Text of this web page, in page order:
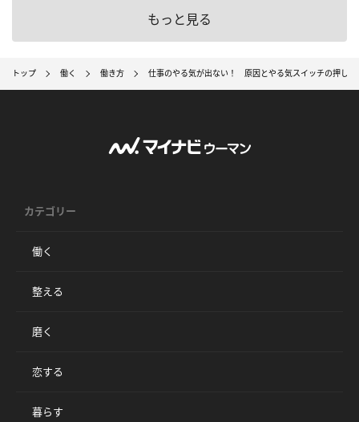
もっと見る
トップ 働く 働き方 仕事のやる気が出ない！ 原因とやる気スイッチの押し方
カテゴリー
働く
整える
磨く
恋する
暮らす